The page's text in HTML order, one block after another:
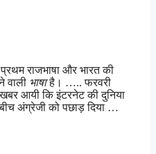
राजभाषा और भारत की
वाली भाषाहै। ….. फरवरी
आयी कि इंटरनेट की दुनिया
अंग्रेजी को पछाड़ दिया …